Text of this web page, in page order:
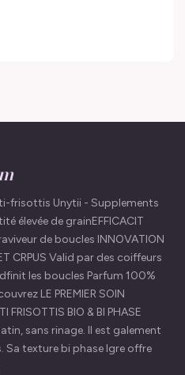
frisottis Unytii - Supplements
élevée de grainEFFICACIT
raviveur de boucles INNOVATION
CRPUS Valid par des coiffeurs
les boucles Parfum 100%
LE PREMIER SOIN
FRISOTTIS BIO & BI PHASE
sans rinage. Il est galement
Sa texture bi phase lgre offre